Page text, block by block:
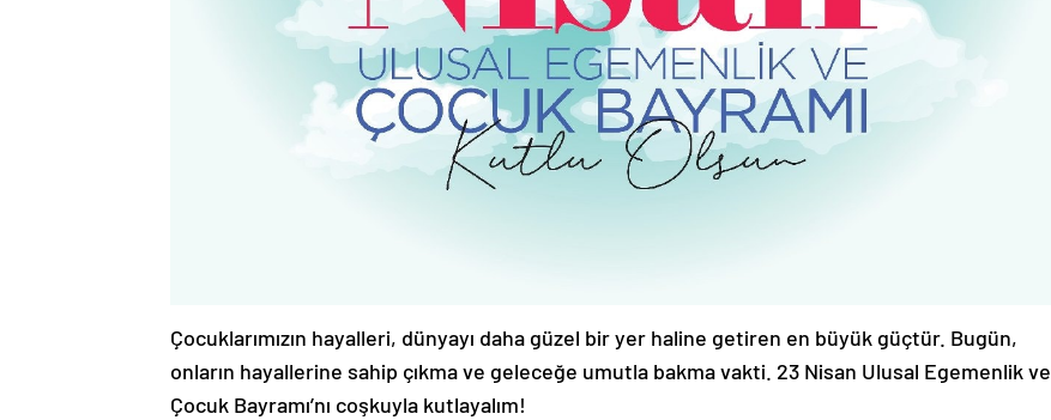
Çocuklarımızın hayalleri, dünyayı daha güzel bir yer haline getiren en büyük güçtür. Bugün,
onların hayallerine sahip çıkma ve geleceğe umutla bakma vakti. 23 Nisan Ulusal Egemenlik ve
Çocuk Bayramı’nı coşkuyla kutlayalım!